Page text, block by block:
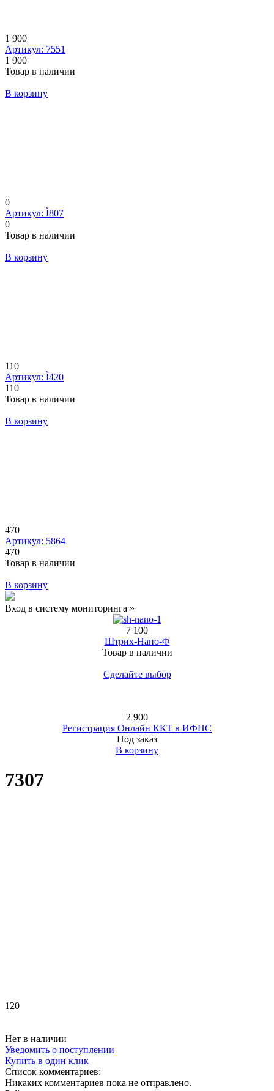
1 900
Артикул: 7551
1 900
Товар в наличии
В корзину
0
Артикул: Ì807
0
Товар в наличии
В корзину
110
Артикул: Ì420
110
Товар в наличии
В корзину
470
Артикул: 5864
470
Товар в наличии
В корзину
Вход в систему мониторинга »
7 100
Штрих-Нано-Ф
Товар в наличии
Сделайте выбор
2 900
Регистрация Онлайн ККТ в ИФНС
Под заказ
В корзину
7307
120
Нет в наличии
Уведомить о поступлении
Купить в один клик
Список комментариев:
Никаких комментариев пока не отправлено.